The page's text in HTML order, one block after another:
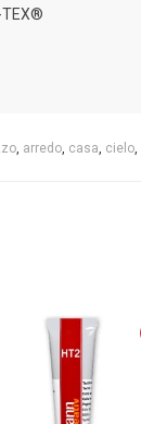
TEX®
, arredo, casa, cielo,